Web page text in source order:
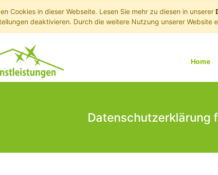
Cookies in dieser Webseite. Lesen Sie mehr zu diesen in unserer
deaktivieren. Durch die weitere Nutzung unserer Website
Home
Datenschutzerklärung